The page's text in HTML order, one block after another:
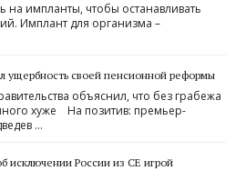
импланты, чтобы останавливать
Имплант для организма –
ущербность своей пенсионной реформы
объяснил, что без грабежа
хуже На позитив: премьер-
…
исключении России из СЕ игрой